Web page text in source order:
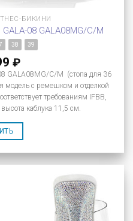
БИКИНИ
08 GALA08MG/C/M
38 39
₽
GALA08MG/C/M (стопа для 36
с ремешком и отделкой
требованиям IFBB,
каблука 11,5 см.